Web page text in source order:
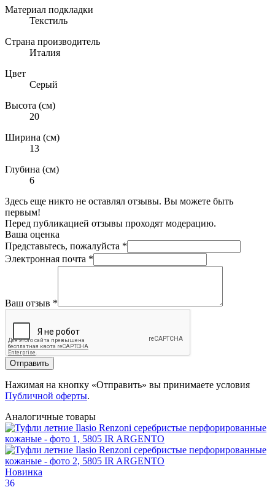
Материал подкладки
Текстиль
Страна производитель
Италия
Цвет
Серый
Высота (см)
20
Ширина (см)
13
Глубина (см)
6
Здесь еще никто не оставлял отзывы. Вы можете быть
первым!
Перед публикацией отзывы проходят модерацию.
Ваша оценка
Представьтесь, пожалуйста *
Электронная почта *
Ваш отзыв *
Отправить
Нажимая на кнопку «Отправить» вы принимаете условия
Публичной оферты.
Аналогичные товары
Новинка
36